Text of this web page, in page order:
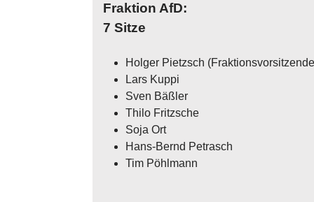
Fraktion AfD:
7 Sitze
Holger Pietzsch
Lars Kuppi
Sven Bäßler
Thilo Fritzsche
Soja Ort
Hans-Bernd Petrasch
Tim Pöhlmann